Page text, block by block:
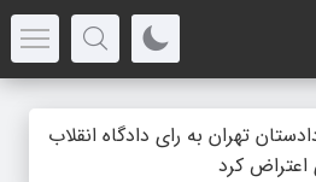
تهران به رای دادگاه انقلاب
اعتراض کرد